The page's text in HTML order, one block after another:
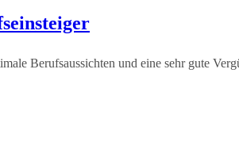
Berufsaussichten und eine sehr gute